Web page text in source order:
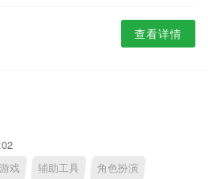
查看详情
戏 辅助工具 角色扮演